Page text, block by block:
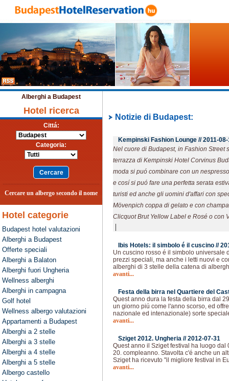
Alberghi a Budapest
Hotel ricerca
Cittá:
Categoria:
Cercare un albergo secondo il nome
Hotel categorie
Budapest hotel valutazioni
Alberghi a Budapest
Offerte speciali
Alberghi a Balaton
Alberghi fuori Ungheria
Wellness alberghi
Alberghi in campagna
Golf hotel
Wellness albergo valutazioni
Appartamenti a Budapest
Alberghi a 2 stelle
Alberghi a 3 stelle
Alberghi a 4 stelle
Alberghi a 5 stelle
Albergo castello
Notizie di Budapest:
Kempinski Fashion Lounge //2011-
Nel cuore di Budapest, in Fashion Street
terrazza di Kempinski Hotel Corvinus
moda si puó combinare con un
e cosí si puó fare una perfetta serata
turisti ed anche gli uomini d'affari con
Mövenpich coppa di gelato e con
Clicquot Brut Yellow Label e Rosé o con
|
Ibis Hotels: il simbolo é il cuscino //
Un cuscino rosso é il simbolo universale
prezzi speciali, ma anche i letti nuovi e
alberghi di 3 stelle della catena di
avanti...
Festa della birra nel Quartiere del
Quest anno dura la festa della birra dal
un giorno piú come l'anno scorso, ed
nazionale ed intenazionale) sorte
avanti...
Sziget 2012. Ungheria //2012-07-31
Quest anno il Sziget festival ha luogo dal
20. compleanno. Stavolta c'é anche un
Sziget ha ricevuto "il migliore festival in
avanti...